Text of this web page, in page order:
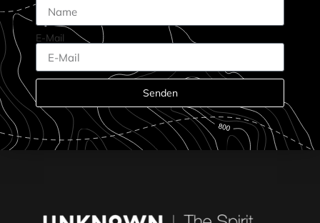
E-Mail
Senden